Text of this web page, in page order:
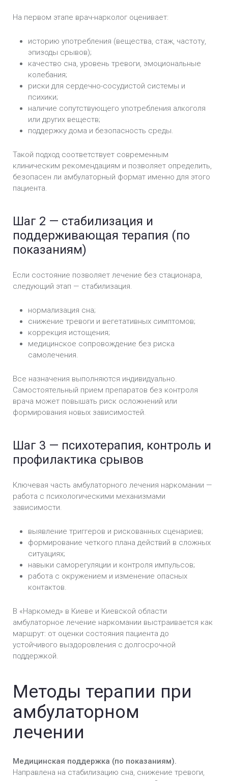
На первом этапе врач-нарколог оценивает:
историю употребления (вещества, стаж, частоту,
эпизоды срывов);
качество сна, уровень тревоги, эмоциональные
колебания;
риски для сердечно-сосудистой системы и
психики;
наличие сопутствующего употребления алкоголя
или других веществ;
поддержку дома и безопасность среды.
Такой подход соответствует современным
клиническим рекомендациям и позволяет определить,
безопасен ли амбулаторный формат именно для этого
пациента.
Шаг 2 — стабилизация и
поддерживающая терапия (по
показаниям)
Если состояние позволяет лечение без стационара,
следующий этап — стабилизация.
нормализация сна;
снижение тревоги и вегетативных симптомов;
коррекция истощения;
медицинское сопровождение без риска
самолечения.
Все назначения выполняются индивидуально.
Самостоятельный прием препаратов без контроля
врача может повышать риск осложнений или
формирования новых зависимостей.
Шаг 3 — психотерапия, контроль и
профилактика срывов
Ключевая часть амбулаторного лечения наркомании —
работа с психологическими механизмами
зависимости.
выявление триггеров и рискованных сценариев;
формирование четкого плана действий в сложных
ситуациях;
навыки саморегуляции и контроля импульсов;
работа с окружением и изменение опасных
контактов.
В «Наркомед» в Киеве и Киевской области
амбулаторное лечение наркомании выстраивается как
маршрут: от оценки состояния пациента до
устойчивого выздоровления с долгосрочной
поддержкой.
Методы терапии при
амбулаторном
лечении
Медицинская поддержка (по показаниям).
Направлена на стабилизацию сна, снижение тревоги,